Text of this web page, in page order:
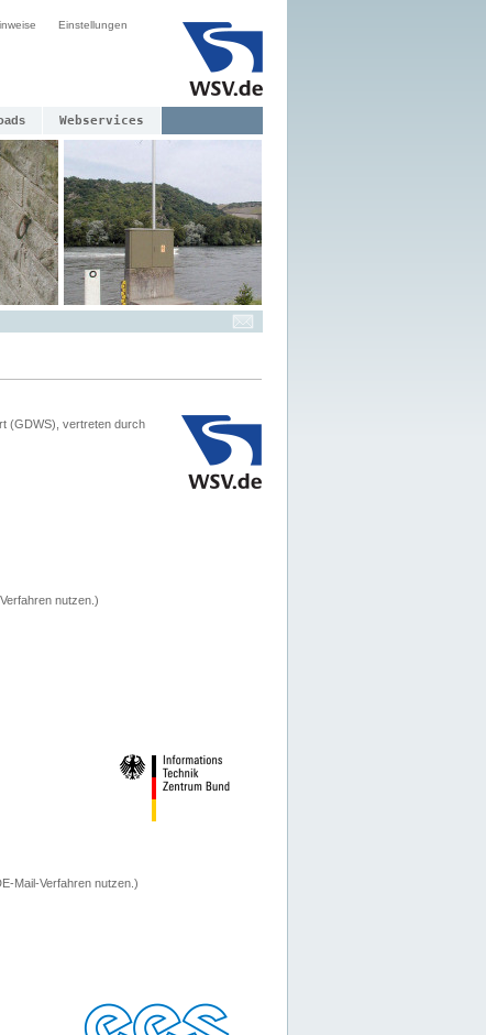
Einstellungen
Webservices
(GDWS), vertreten durch
nutzen.)
Mail-Verfahren nutzen.)